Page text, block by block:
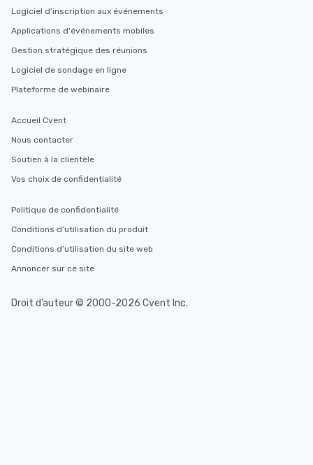
Logiciel d'inscription aux événements
Applications d'événements mobiles
Gestion stratégique des réunions
Logiciel de sondage en ligne
Plateforme de webinaire
Accueil Cvent
Nous contacter
Soutien à la clientèle
Vos choix de confidentialité
Politique de confidentialité
Conditions d’utilisation du produit
Conditions d’utilisation du site web
Annoncer sur ce site
Droit d’auteur © 2000-2026 Cvent Inc.